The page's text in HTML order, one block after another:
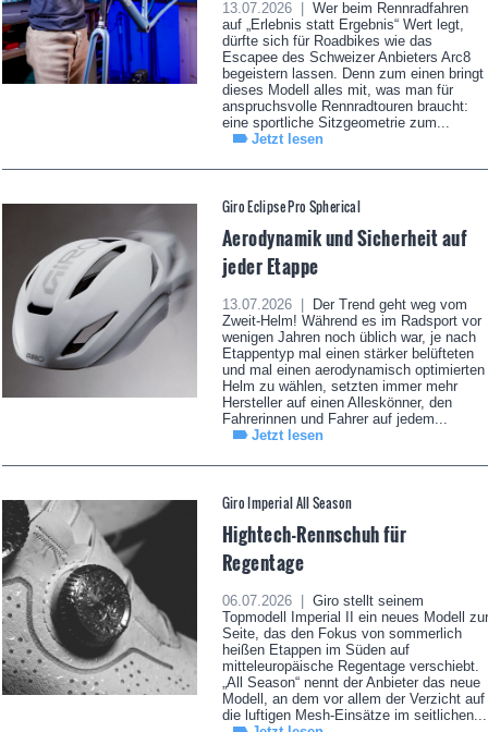
13.07.2026 |
Wer beim Rennradfahren
auf „Erlebnis statt Ergebnis“ Wert legt,
dürfte sich für Roadbikes wie das
Escapee des Schweizer Anbieters Arc8
begeistern lassen. Denn zum einen bringt
dieses Modell alles mit, was man für
anspruchsvolle Rennradtouren braucht:
eine sportliche Sitzgeometrie zum...
Jetzt lesen
Giro Eclipse Pro Spherical
Aerodynamik und Sicherheit auf
jeder Etappe
13.07.2026 |
Der Trend geht weg vom
Zweit-Helm! Während es im Radsport vor
wenigen Jahren noch üblich war, je nach
Etappentyp mal einen stärker belüfteten
und mal einen aerodynamisch optimierten
Helm zu wählen, setzten immer mehr
Hersteller auf einen Alleskönner, den
Fahrerinnen und Fahrer auf jedem...
Jetzt lesen
Giro Imperial All Season
Hightech-Rennschuh für
Regentage
06.07.2026 |
Giro stellt seinem
Topmodell Imperial II ein neues Modell zur
Seite, das den Fokus von sommerlich
heißen Etappen im Süden auf
mitteleuropäische Regentage verschiebt.
„All Season“ nennt der Anbieter das neue
Modell, an dem vor allem der Verzicht auf
die luftigen Mesh-Einsätze im seitlichen...